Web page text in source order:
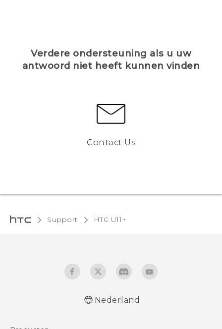
Verdere ondersteuning als u uw
antwoord niet heeft kunnen vinden
Contact Us
Support HTC U11+‎
Nederland